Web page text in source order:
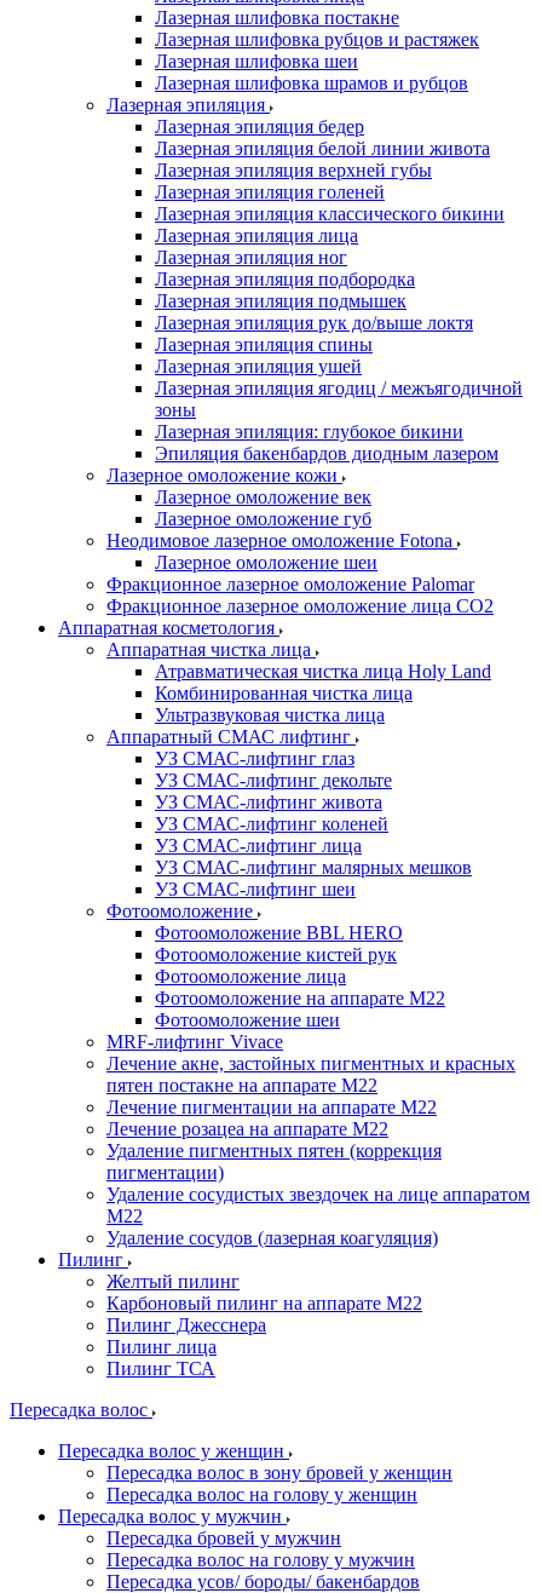
Лазерная шлифовка постакне
Лазерная шлифовка рубцов и растяжек
Лазерная шлифовка шеи
Лазерная шлифовка шрамов и рубцов
Лазерная эпиляция
Лазерная эпиляция бедер
Лазерная эпиляция белой линии живота
Лазерная эпиляция верхней губы
Лазерная эпиляция голеней
Лазерная эпиляция классического бикини
Лазерная эпиляция лица
Лазерная эпиляция ног
Лазерная эпиляция подбородка
Лазерная эпиляция подмышек
Лазерная эпиляция рук до/выше локтя
Лазерная эпиляция спины
Лазерная эпиляция ушей
Лазерная эпиляция ягодиц / межъягодичной
зоны
Лазерная эпиляция: глубокое бикини
Эпиляция бакенбардов диодным лазером
Лазерное омоложение кожи
Лазерное омоложение век
Лазерное омоложение губ
Неодимовое лазерное омоложение Fotona
Лазерное омоложение шеи
Фракционное лазерное омоложение Palomar
Фракционное лазерное омоложение лица СО2
Аппаратная косметология
Аппаратная чистка лица
Атравматическая чистка лица Holy Land
Комбинированная чистка лица
Ультразвуковая чистка лица
Аппаратный СМАС лифтинг
УЗ СМАС-лифтинг глаз
УЗ СМАС-лифтинг декольте
УЗ СМАС-лифтинг живота
УЗ СМАС-лифтинг коленей
УЗ СМАС-лифтинг лица
УЗ СМАС-лифтинг малярных мешков
УЗ СМАС-лифтинг шеи
Фотоомоложение
Фотоомоложение BBL HERO
Фотоомоложение кистей рук
Фотоомоложение лица
Фотоомоложение на аппарате M22
Фотоомоложение шеи
MRF-лифтинг Vivace
Лечение акне, застойных пигментных и красных
пятен постакне на аппарате М22
Лечение пигментации на аппарате М22
Лечение розацеа на аппарате M22
Удаление пигментных пятен (коррекция
пигментации)
Удаление сосудистых звездочек на лице аппаратом
М22
Удаление сосудов (лазерная коагуляция)
Пилинг
Желтый пилинг
Карбоновый пилинг на аппарате M22
Пилинг Джесснера
Пилинг лица
Пилинг ТСА
Пересадка волос
Пересадка волос у женщин
Пересадка волос в зону бровей у женщин
Пересадка волос на голову у женщин
Пересадка волос у мужчин
Пересадка бровей у мужчин
Пересадка волос на голову у мужчин
Пересадка усов/ бороды/ бакенбардов